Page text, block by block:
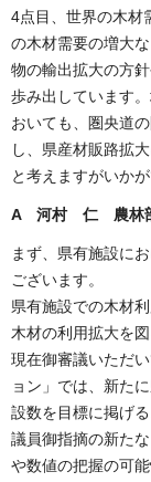
4点目、世界の木材
の木材需要の増大
物の輸出拡大の方
歩み出しています
おいても、圏央道
し、県産材販路拡
と考えますがいか
A 河村 仁 農林
まず、県有施設に
ございます。
県有施設での木材
木材の利用拡大を
現在御審議いただ
ョン」では、新た
設数を目標に掲げ
議員御指摘の新た
や数値の把握の可